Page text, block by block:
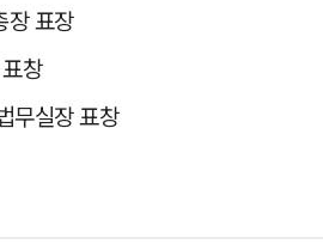
장 표장
창
무실장 표창